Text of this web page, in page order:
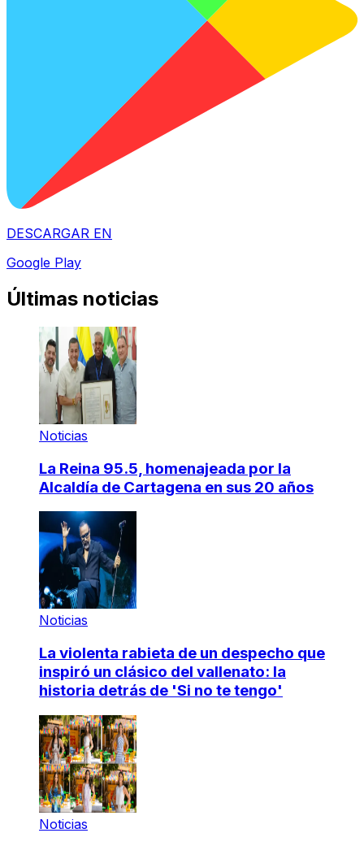
DESCARGAR EN
Google Play
Últimas noticias
Noticias
La Reina 95.5, homenajeada por la
Alcaldía de Cartagena en sus 20 años
Noticias
La violenta rabieta de un despecho que
inspiró un clásico del vallenato: la
historia detrás de 'Si no te tengo'
Noticias